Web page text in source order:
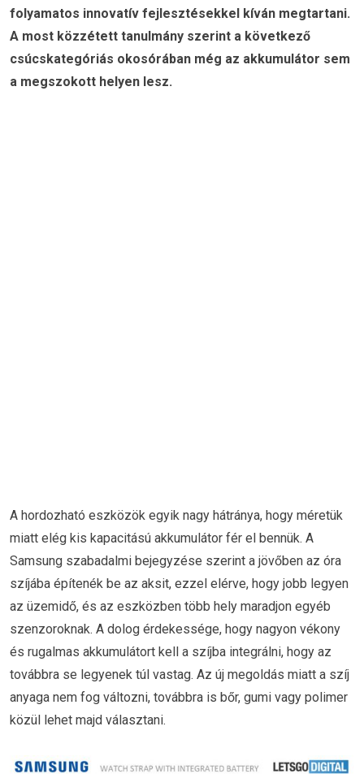
folyamatos innovatív fejlesztésekkel kíván megtartani.
A most közzétett tanulmány szerint a következő
csúcskategóriás okosórában még az akkumulátor sem
a megszokott helyen lesz.
A hordozható eszközök egyik nagy hátránya, hogy méretük
miatt elég kis kapacitású akkumulátor fér el bennük. A
Samsung szabadalmi bejegyzése szerint a jövőben az óra
szíjába építenék be az aksit, ezzel elérve, hogy jobb legyen
az üzemidő, és az eszközben több hely maradjon egyéb
szenzoroknak. A dolog érdekessége, hogy nagyon vékony
és rugalmas akkumulátort kell a szíjba integrálni, hogy az
továbbra se legyenek túl vastag. Az új megoldás miatt a szíj
anyaga nem fog változni, továbbra is bőr, gumi vagy polimer
közül lehet majd választani.